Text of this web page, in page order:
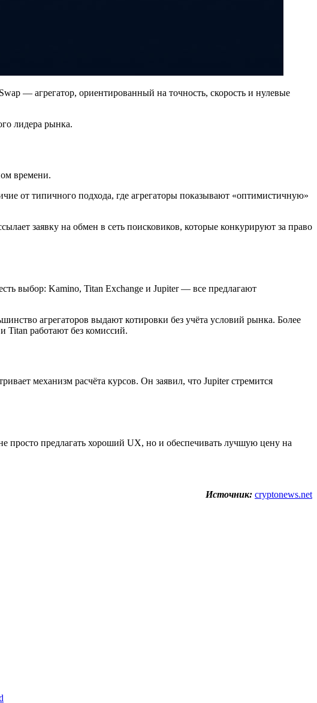
— агрегатор, ориентированный на точность, скорость и нулевые
лидера рынка.
времени.
от типичного подхода, где агрегаторы показывают «оптимистичную»
заявку на обмен в сеть поисковиков, которые конкурируют за право
выбор: Kamino, Titan Exchange и Jupiter — все предлагают
агрегаторов выдают котировки без учёта условий рынка. Более
Titan работают без комиссий.
механизм расчёта курсов. Он заявил, что Jupiter стремится
просто предлагать хороший UX, но и обеспечивать лучшую цену на
Источник: cryptonews.net